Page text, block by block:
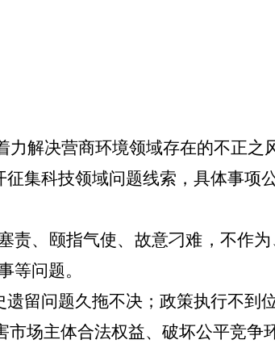
力解决营商环境领域存在的不正
征集科技领域问题线索，具体事项
责、颐指气使、故意刁难，不作
等问题。
留问题久拖不决；政策执行不到
场主体合法权益、破坏公平竞争